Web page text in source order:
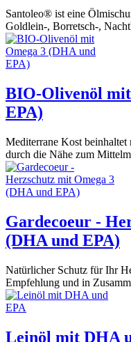
Santoleo® ist eine
Goldlein-, Borretsch-,
BIO-Olivenöl
EPA)
Mediterrane Kost
durch die Nähe zum
Gardecoeur -
(DHA und EPA)
Natürlicher Schutz für Ihr
Empfehlung und in
Leinöl mit DHA